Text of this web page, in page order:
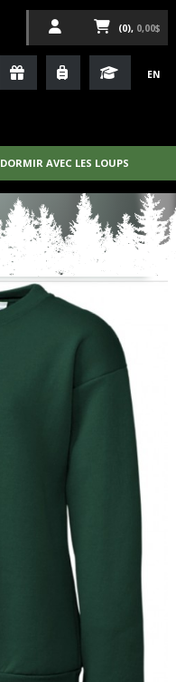
(0), 0,00$
EN
DORMIR AVEC LES LOUPS